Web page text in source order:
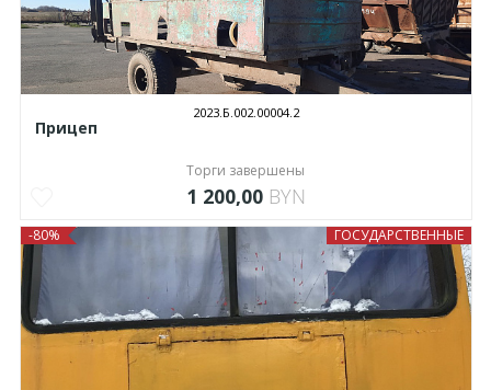
2023.Б.002.00004.2
Прицеп
Торги завершены
1 200,00 BYN
ГОСУДАРСТВЕННЫЕ
-80%